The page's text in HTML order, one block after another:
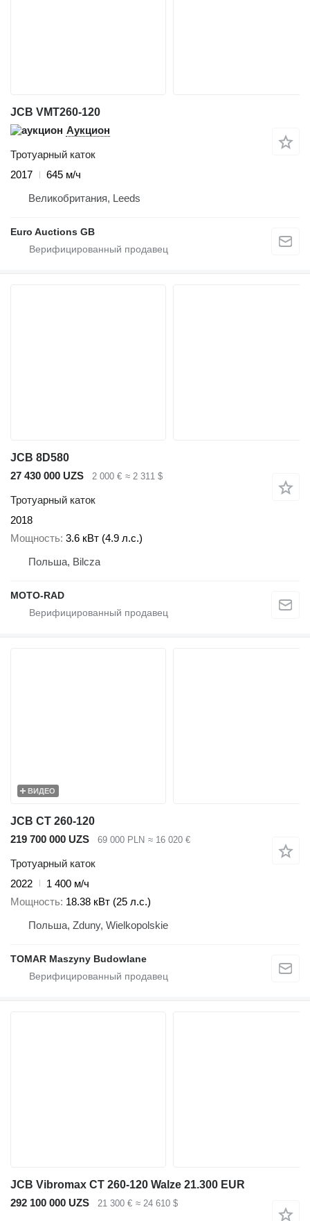
JCB VMT260-120
Аукцион
Тротуарный каток
2017
645 м/ч
Великобритания, Leeds
Euro Auctions GB
JCB 8D580
27 430 000 UZS
2 000 € ≈ 2 311 $
Тротуарный каток
2018
Мощность 3.6 кВт (4.9 л.с.)
Польша, Bilcza
MOTO-RAD
ВИДЕО
JCB CT 260-120
219 700 000 UZS
69 000 PLN ≈ 16 020 €
Тротуарный каток
2022
1 400 м/ч
Мощность 18.38 кВт (25 л.с.)
Польша, Zduny, Wielkopolskie
TOMAR Maszyny Budowlane
JCB Vibromax CT 260-120 Walze 21.300 EUR
292 100 000 UZS
21 300 € ≈ 24 610 $